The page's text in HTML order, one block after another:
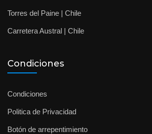
Torres del Paine | Chile
Carretera Austral | Chile
Condiciones
Condiciones
Politica de Privacidad
Botón de arrepentimiento